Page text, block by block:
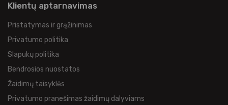
Klientų aptarnavimas
Pristatymas ir grąžinimas
Privatumo politika
Slapukų politika
Bendrosios nuostatos
Žaidimų taisyklės
Privatumo pranešimas žaidimų dalyviams